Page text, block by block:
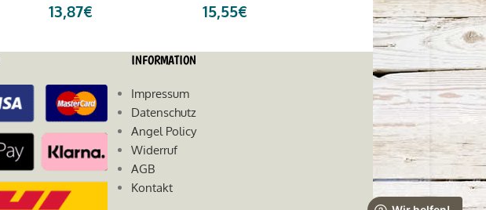
13,87€ 15,55€
INFORMATION
Impressum
Datenschutz
Angel Policy
Widerruf
AGB
Kontakt